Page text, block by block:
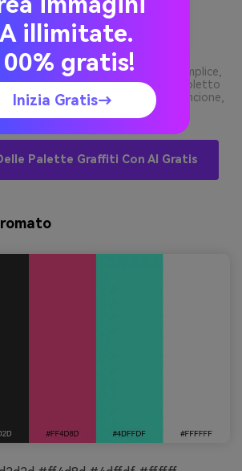
album grafico su sfondo scuro semplice,
haze spray paint sottile, violetto
con accento verde e highlight arancione,
foto --ar 1:1
Palette Graffiti Con AI Gratis
illimitate.
gratis!
Inizia Gratis→